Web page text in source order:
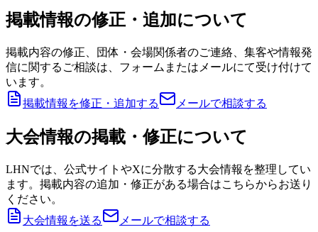
掲載情報の修正・追加について
掲載内容の修正、団体・会場関係者のご連絡、集客や情報発
信に関するご相談は、フォームまたはメールにて受け付けて
います。
掲載情報を修正・追加する
メールで相談する
大会情報の掲載・修正について
LHNでは、公式サイトやXに分散する大会情報を整理してい
ます。掲載内容の追加・修正がある場合はこちらからお送り
ください。
大会情報を送る
メールで相談する